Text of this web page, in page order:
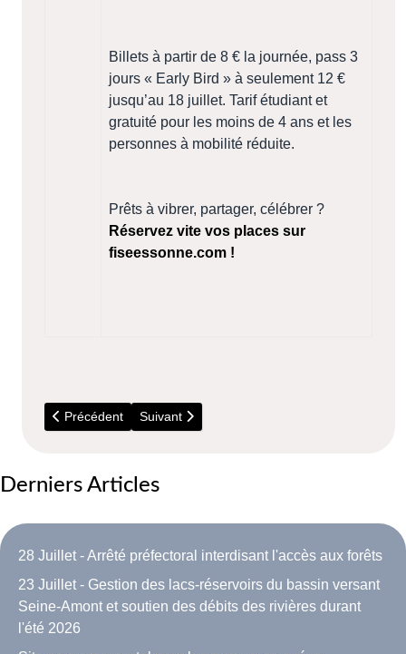
Billets à partir de 8 € la journée, pass 3
jours « Early Bird » à seulement 12 €
jusqu’au 18 juillet. Tarif étudiant et
gratuité pour les moins de 4 ans et les
personnes à mobilité réduite.
Prêts à vibrer, partager, célébrer ?
Réservez vite vos places sur
fiseessonne.com !
Article précédent : Déchèteries : Horaires d'été
Précédent Article suivant : 5 Juillet - Visite du parc
Suivant
Derniers Articles
28 Juillet - Arrêté préfectoral interdisant l'accès aux forêts
23 Juillet - Gestion des lacs-réservoirs du bassin versant
Seine-Amont et soutien des débits des rivières durant
l'été 2026